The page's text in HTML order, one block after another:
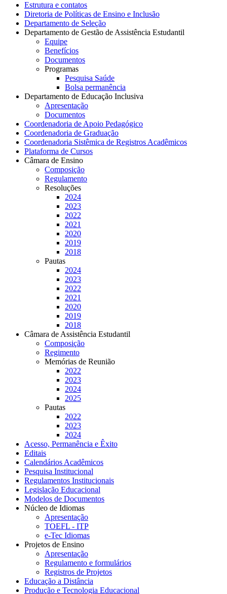
Estrutura e contatos
Diretoria de Políticas de Ensino e Inclusão
Departamento de Seleção
Departamento de Gestão de Assistência Estudantil
Equipe
Benefícios
Documentos
Programas
Pesquisa Saúde
Bolsa permanência
Departamento de Educação Inclusiva
Apresentação
Documentos
Coordenadoria de Apoio Pedagógico
Coordenadoria de Graduação
Coordenadoria Sistêmica de Registros Acadêmicos
Plataforma de Cursos
Câmara de Ensino
Composição
Regulamento
Resoluções
2024
2023
2022
2021
2020
2019
2018
Pautas
2024
2023
2022
2021
2020
2019
2018
Câmara de Assistência Estudantil
Composição
Regimento
Memórias de Reunião
2022
2023
2024
2025
Pautas
2022
2023
2024
Acesso, Permanência e Êxito
Editais
Calendários Acadêmicos
Pesquisa Institucional
Regulamentos Institucionais
Legislação Educacional
Modelos de Documentos
Núcleo de Idiomas
Apresentação
TOEFL - ITP
e-Tec Idiomas
Projetos de Ensino
Apresentação
Regulamento e formulários
Registros de Projetos
Educação a Distância
Produção e Tecnologia Educacional